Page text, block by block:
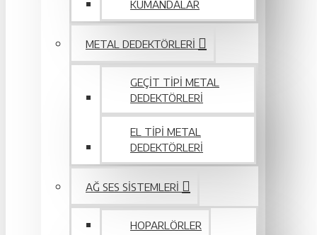
KUMANDALAR
METAL DEDEKTÖRLERI
GEÇIT TIPI METAL
DEDEKTÖRLERI
EL TIPI METAL
DEDEKTÖRLERI
AĞ SES SISTEMLERI
HOPARLÖRLER